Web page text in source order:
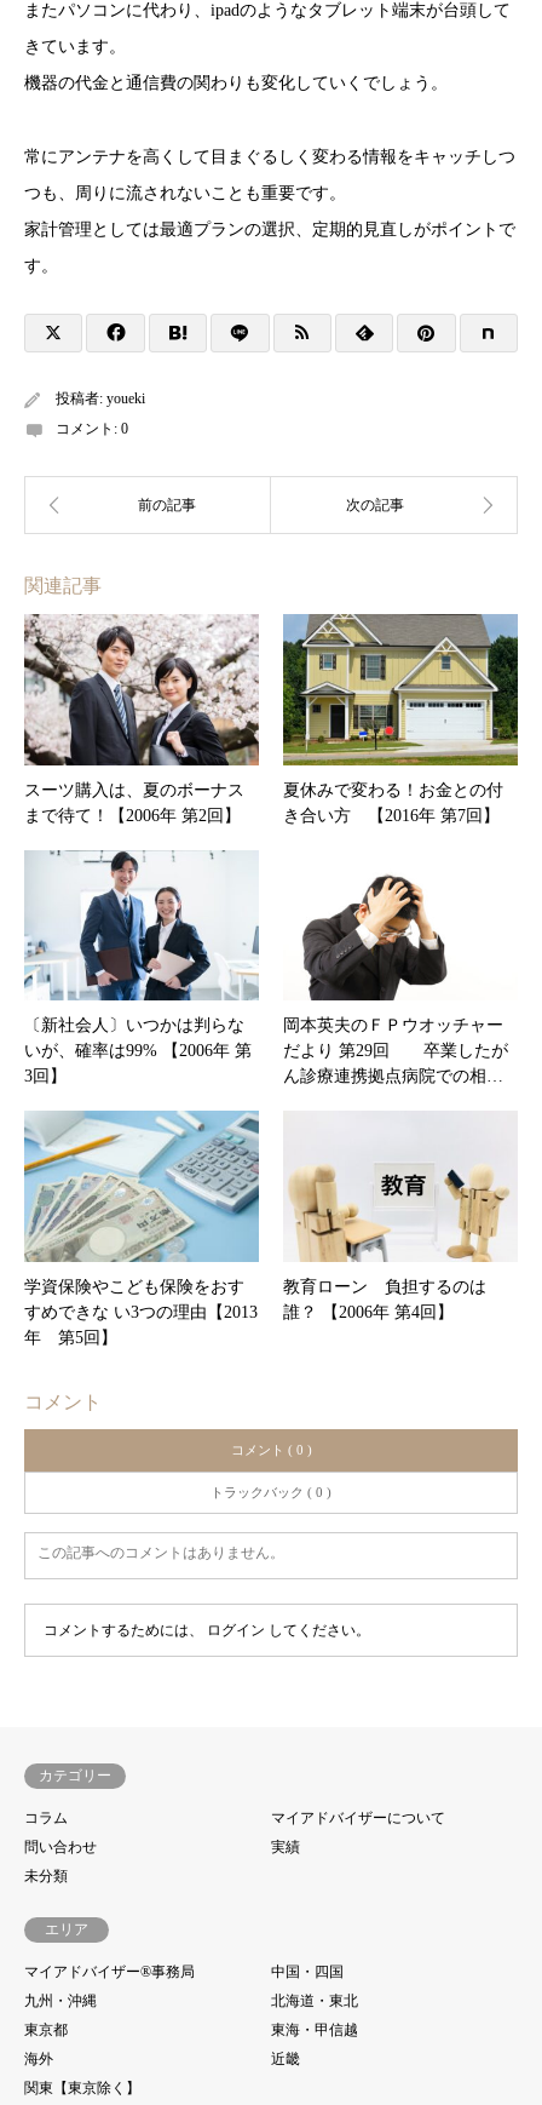
またパソコンに代わり、ipadのようなタブレット端末が台頭して
きています。
機器の代金と通信費の関わりも変化していくでしょう。
常にアンテナを高くして目まぐるしく変わる情報をキャッチしつ
つも、周りに流されないことも重要です。
家計管理としては最適プランの選択、定期的見直しがポイントで
す。
投稿者: youeki
コメント: 0
関連記事
スーツ購入は、夏のボーナス
まで待て！【2006年 第2回】
夏休みで変わる！お金との付
き合い方 【2016年 第7回】
〔新社会人〕いつかは判らな
いが、確率は99% 【2006年 第
3回】
岡本英夫のＦＰウオッチャー
だより 第29回 卒業したが
ん診療連携拠点病院での相…
学資保険やこども保険をおす
すめできな い3つの理由【2013
年 第5回】
教育ローン 負担するのは
誰？ 【2006年 第4回】
コメント
コメント ( 0 )
トラックバック ( 0 )
この記事へのコメントはありません。
コメントするためには、 ログイン してください。
カテゴリー
コラム
マイアドバイザーについて
問い合わせ
実績
未分類
エリア
マイアドバイザー®事務局
中国・四国
九州・沖縄
北海道・東北
東京都
東海・甲信越
海外
近畿
関東【東京除く】